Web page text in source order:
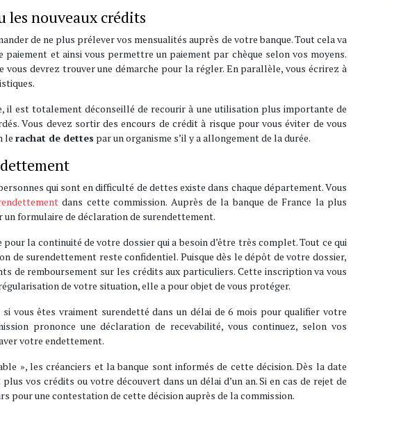
les nouveaux crédits
de ne plus prélever vos mensualités auprès de votre banque. Tout cela va
et ainsi vous permettre un paiement par chèque selon vos moyens.
devrez trouver une démarche pour la régler. En parallèle, vous écrirez à
il est totalement déconseillé de recourir à une utilisation plus importante de
Vous devez sortir des encours de crédit à risque pour vous éviter de vous
le rachat de dettes par un organisme s’il y a allongement de la durée.
qui sont en difficulté de dettes existe dans chaque département. Vous
dans cette commission. Auprès de la banque de France la plus
un formulaire de déclaration de surendettement.
la continuité de votre dossier qui a besoin d’être très complet. Tout ce qui
de surendettement reste confidentiel. Puisque dès le dépôt de votre dossier,
de remboursement sur les crédits aux particuliers. Cette inscription va vous
de votre situation, elle a pour objet de vous protéger.
vous êtes vraiment surendetté dans un délai de 6 mois pour qualifier votre
prononce une déclaration de recevabilité, vous continuez, selon vos
votre endettement.
», les créanciers et la banque sont informés de cette décision. Dès la date
vos crédits ou votre découvert dans un délai d’un an. Si en cas de rejet de
pour une contestation de cette décision auprès de la commission.